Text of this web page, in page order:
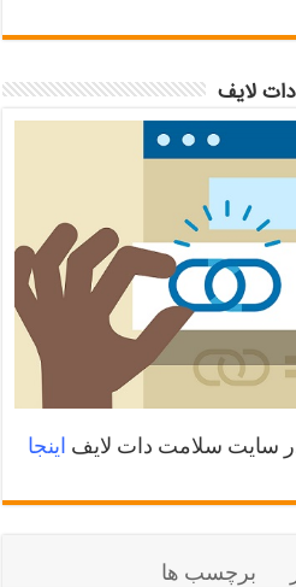
لایف
در سایت سلامت دات لایف اینجا
برچسب ها